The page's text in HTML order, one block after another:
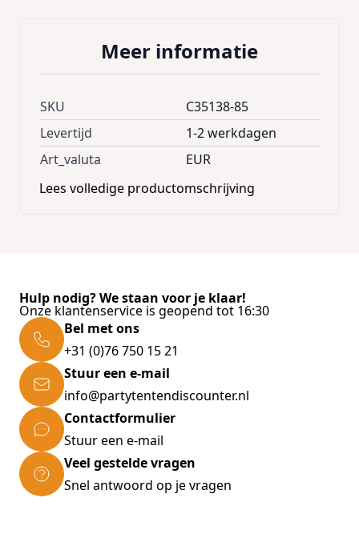
Meer informatie
SKU
C35138-85
Levertijd
1-2 werkdagen
Art_valuta
EUR
Lees volledige productomschrijving
Hulp nodig? We staan voor je klaar!
Onze klantenservice is geopend tot 16:30
Bel met ons
+31 (0)76 750 15 21
Stuur een e-mail
info@partytentendiscounter.nl
Contactformulier
Stuur een e-mail
Veel gestelde vragen
Snel antwoord op je vragen